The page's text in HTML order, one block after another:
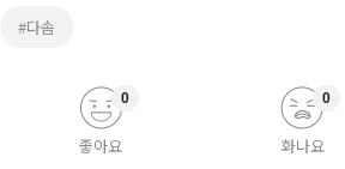
#다솜
좋아요
0
화나요
0